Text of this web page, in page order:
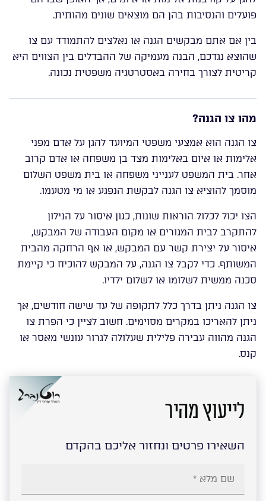
פועלים והנסיבות בהן הם מוצאים שונים מהותית.
בין אם אתם מבקשים הגנה או נאלצים להתמודד עם צו
שהוצא נגדכם, הבנה מעמיקה של ההבדלים בין הצווים היא
קריטית לצורך בחירה באסטרטגיה משפטית נכונה.
מהו צו הגנה?
צו הגנה הוא אמצעי משפטי המיועד להגן על אדם מפני
אלימות או איום באלימות מצד בן משפחה או אדם קרוב
אחר. בית המשפט לענייני משפחה או בית משפט השלום
מוסמך להוציא צו הגנה לבקשת הנפגע או מי מטעמו.
הצו יכול לכלול הוראות שונות, כגון איסור על הנילון
להתקרב לבית המגורים או מקום העבודה של המבקש,
איסור על יצירת קשר עם המבקש, או אף הרחקה מהבית
המשותף. כדי לקבל צו הגנה, על המבקש להוכיח כי קיימת
סכנה ממשית לשלומו או לשלום ילדיו.
צו הגנה ניתן בדרך כלל לתקופה של עד שישה חודשים, אך
ניתן להאריכו במקרים מסוימים. חשוב לציין כי הפרת צו
הגנה מהווה עבירה פלילית שעלולה לגרור עונשי מאסר או
קנס.
לייעוץ מהיר
השאירו פרטים ונחזור אליכם בהקדם